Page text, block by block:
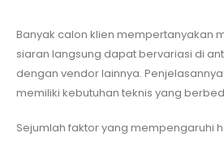
Banyak calon klien mempertanyakan
siaran langsung dapat bervariasi di
dengan vendor lainnya.
memiliki kebutuhan teknis yang
Sejumlah faktor yang mempengaruhi